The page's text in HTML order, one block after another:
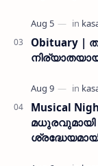
Obituary |
Musical
മധുരവുമായി